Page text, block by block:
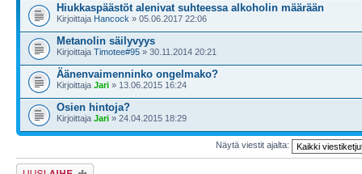
Hiukkaspäästöt alenivat suhteessa alkoholin määrään
Kirjoittaja Hancock » 05.06.2017 22:06
Metanolin säilyvyys
Kirjoittaja Timotee#95 » 30.11.2014 20:21
Äänenvaimenninko ongelmako?
Kirjoittaja Jari » 13.06.2015 16:24
Osien hintoja?
Kirjoittaja Jari » 24.04.2015 18:29
Näytä viestit ajalta:
Lähetä uusi viesti